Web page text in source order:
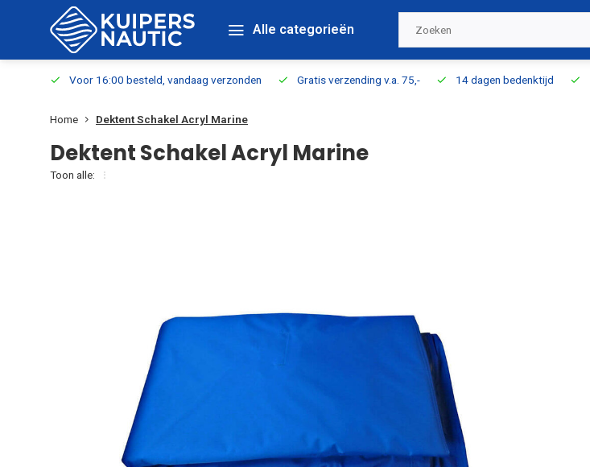
Alle categorieën
Voor 16:00 besteld, vandaag verzonden Gratis verzending v.a. 75,- 14 dagen bedenktijd
Home Dektent Schakel Acryl Marine
Dektent Schakel Acryl Marine
Toon alle: